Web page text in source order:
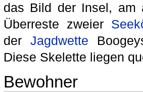
das Bild der Insel, am
Überreste zweier
der Jagdwette
Diese Skelette liegen
Bewohner